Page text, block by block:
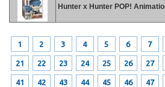
Hunter x Hunter POP!
1 2 3 4 5 6 7
21 22 23 24 25 26 27
41 42 43 44 45 46 47